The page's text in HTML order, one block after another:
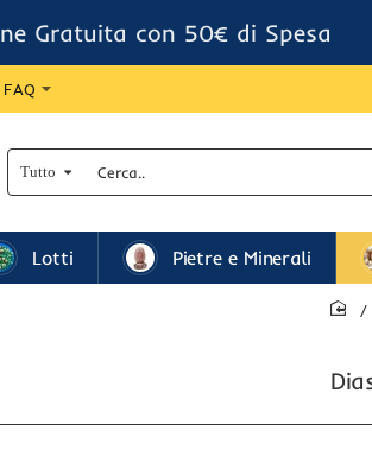
Gratuita con 50€ di Spesa
FAQ
Tutto
Cerca..
Lotti Pietre e Minerali